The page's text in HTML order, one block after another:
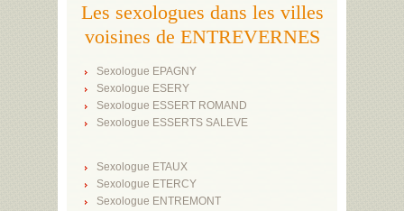
Les sexologues dans les villes
voisines de ENTREVERNES
Sexologue EPAGNY
Sexologue ESERY
Sexologue ESSERT ROMAND
Sexologue ESSERTS SALEVE
Sexologue ETAUX
Sexologue ETERCY
Sexologue ENTREMONT